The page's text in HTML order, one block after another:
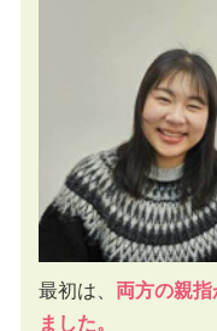
最初は、 両方の親
ました。